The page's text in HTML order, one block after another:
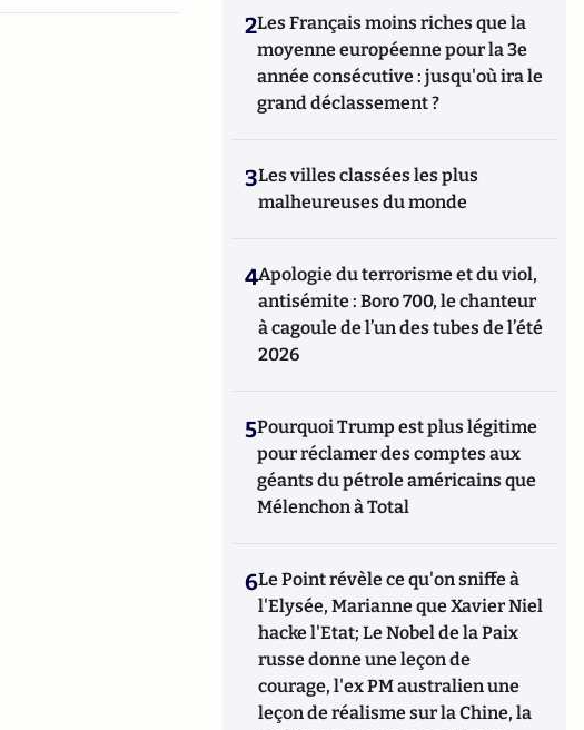
2Les Français moins riches que la
moyenne européenne pour la 3e
année consécutive : jusqu'où ira le
grand déclassement ?
3Les villes classées les plus
malheureuses du monde
4Apologie du terrorisme et du viol,
antisémite : Boro 700, le chanteur
à cagoule de l’un des tubes de l’été
2026
5Pourquoi Trump est plus légitime
pour réclamer des comptes aux
géants du pétrole américains que
Mélenchon à Total
6Le Point révèle ce qu'on sniffe à
l'Elysée, Marianne que Xavier Niel
hacke l'Etat; Le Nobel de la Paix
russe donne une leçon de
courage, l'ex PM australien une
leçon de réalisme sur la Chine, la